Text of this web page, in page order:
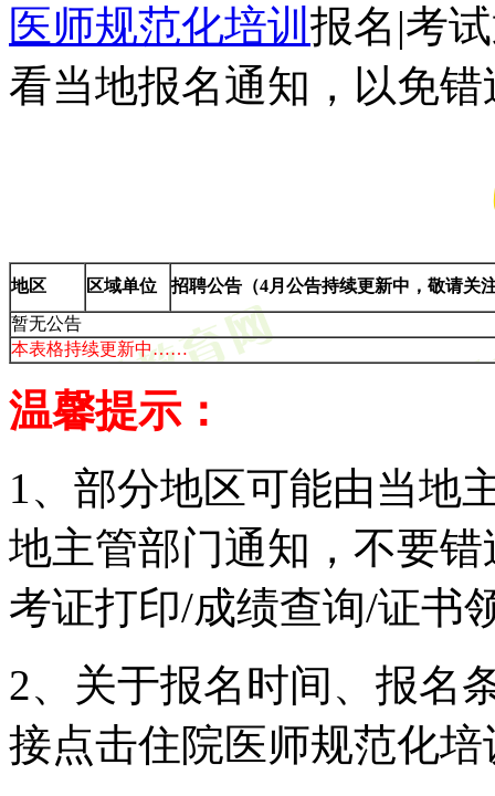
医师规范化培训 报名|考
看当地报名通知，以免
地区 区域单位
招聘公告（4月公告持续更新中，敬请
暂无公告
本表格持续更新中……
温馨提示：
1、部分地区可能由当地
地主管部门通知，不要
考证打印/成绩查询/证书
2、关于报名时间、报名
接点击住院医师规范化